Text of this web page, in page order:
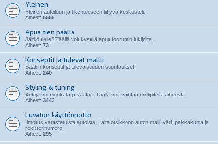
Yleinen
Yleinen autoiluun ja liikenteeseen liittyvä keskustelu.
Aiheet: 6569
Apua tien päällä
Jäitkö tielle? Täällä voit kysellä apua foorumin lukijoilta.
Aiheet: 73
Konseptit ja tulevat mallit
Saabin konseptit ja tulevaisuuden suuntaukset.
Aiheet: 240
Styling & tuning
Autoja voi muokata ja säätää. Täällä voit vaihtaa mielipiteitä aiheesta.
Aiheet: 3443
Luvaton käyttöönotto
Ilmoitus varastetuista autoista. Laita otsikkoon auton malli, väri, paikkakunta ja
rekisterinumero.
Aiheet: 295